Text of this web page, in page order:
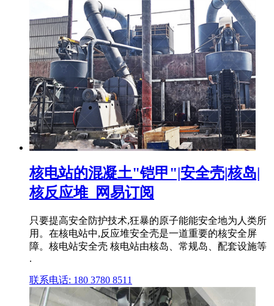
核电站的混凝土"铠甲"|安全壳|核岛|
核反应堆_网易订阅
只要提高安全防护技术,狂暴的原子能能安全地为人类所
用。在核电站中,反应堆安全壳是一道重要的核安全屏
障。核电站安全壳 核电站由核岛、常规岛、配套设施等
.
联系电话: 180 3780 8511